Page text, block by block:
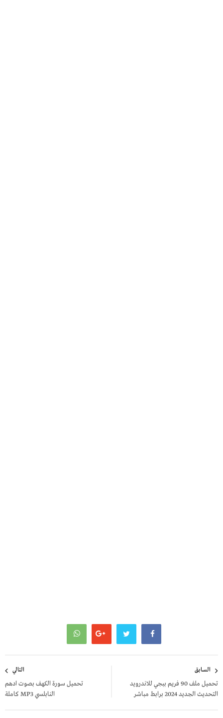
المقالات
السابق
تحميل ملف 90 فريم ببجي للاندرويد
التحديث الجديد 2024 برابط مباشر
التالي
تحميل سورة الكهف بصوت ادهم
النابلسي MP3 كاملة